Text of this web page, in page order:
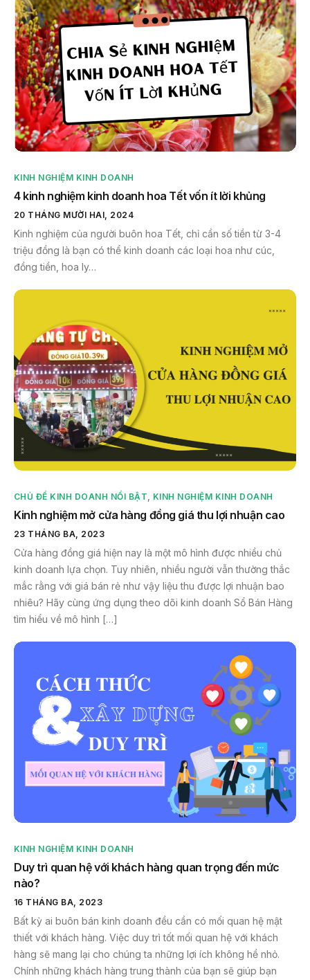
KINH NGHIỆM KINH DOANH
4 kinh nghiệm kinh doanh hoa Tết vốn ít lời khủng
20 THÁNG MƯỜI HAI, 2024
Kinh nghiệm của người buôn hoa Tết, chỉ cần số tiền từ 3-4
triệu đồng là bạn có thể kinh doanh các loại hoa như cúc,
đồng tiền, hoa ly…
CHỦ ĐỀ KINH DOANH NỔI BẬT, KINH NGHIỆM KINH DOANH
Kinh nghiệm mở cửa hàng đồng giá thu lợi nhuận cao
23 THÁNG BA, 2023
Cửa hàng đồng giá hiện nay là một mô hình được nhiều chủ
kinh doanh lựa chọn. Tuy nhiên, nhiều người vẫn thường thắc
mắc rằng với giá bán rẻ như vậy liệu thu được lợi nhuận bao
nhiêu? Hãy cùng ứng dụng theo dõi kinh doanh Sổ Bán Hàng
tìm hiểu về mô hình […]
KINH NGHIỆM KINH DOANH
Duy trì quan hệ với khách hàng quan trọng đến mức
nào?
16 THÁNG BA, 2023
Bất kỳ ai buôn bán kinh doanh đều cần có mối quan hệ mật
thiết với khách hàng. Việc duy trì tốt mối quan hệ với khách
hàng sẽ mang lại cho chúng ta những lợi ích không hề nhỏ.
Chính những khách hàng trung thành của bạn sẽ giúp bạn